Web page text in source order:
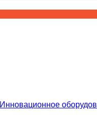
Инновационное